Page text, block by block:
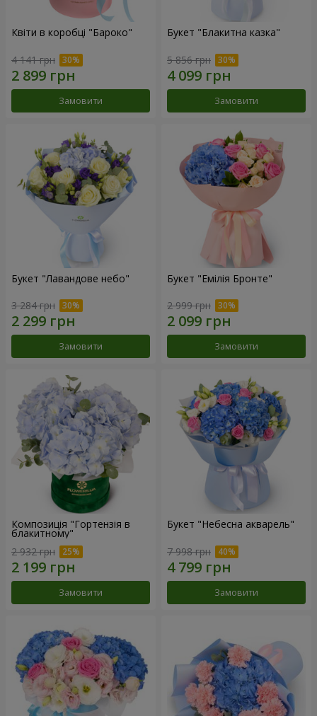
Квіти в коробці "Бароко"
4 141 грн
Замовити
Букет "Блакитна казка"
5 856 грн
Замовити
Букет "Лавандове небо"
3 284 грн
Замовити
Букет "Емілія Бронте"
2 999 грн
Замовити
Композиція "Гортензія в
блакитному"
2 932 грн
Замовити
Букет "Небесна акварель"
7 998 грн
Замовити